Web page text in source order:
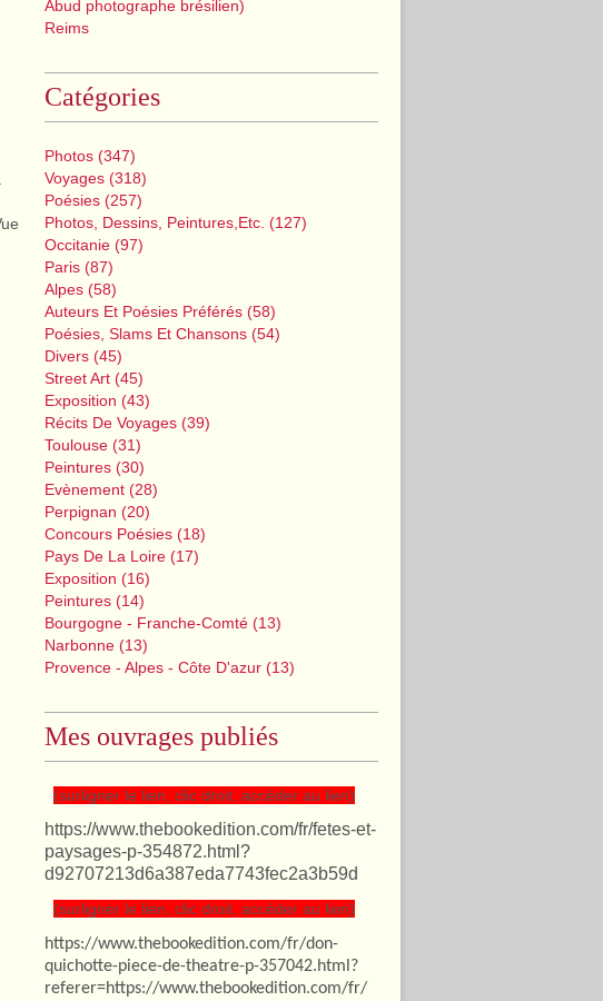
Abud photographe brésilien)
Reims
Catégories
Photos (347)
Voyages (318)
Poésies (257)
Photos, Dessins, Peintures,etc. (127)
Occitanie (97)
Paris (87)
Alpes (58)
Auteurs Et Poésies Préférés (58)
Poésies, Slams Et Chansons (54)
Divers (45)
Street Art (45)
Exposition (43)
Récits De Voyages (39)
Toulouse (31)
Peintures (30)
Evènement (28)
Perpignan (20)
Concours Poésies (18)
Pays De La Loire (17)
Exposition (16)
Peintures (14)
Bourgogne - Franche-Comté (13)
Narbonne (13)
Provence - Alpes - Côte D'azur (13)
Mes ouvrages publiés
(surligner le lien, clic droit, accéder au lien)
https://www.thebookedition.com/fr/fetes-et-
paysages-p-354872.html?
d92707213d6a387eda7743fec2a3b59d
(surligner le lien, clic droit, accéder au lien)
https://www.thebookedition.com/fr/don-
quichotte-piece-de-theatre-p-357042.html?
referer=https://www.thebookedition.com/fr/